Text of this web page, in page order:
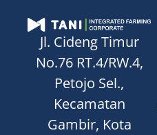
Jl. Cideng Timur
No.76 RT.4/RW.4,
Petojo Sel.,
Kecamatan
Gambir, Kota